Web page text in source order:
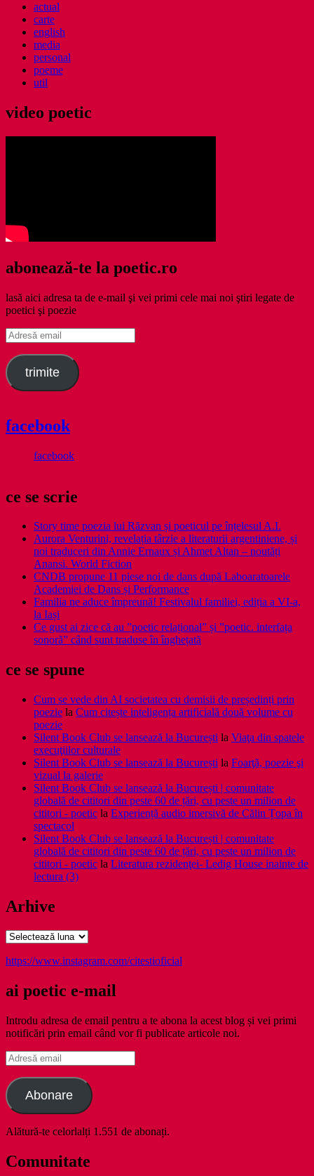
actual
carte
english
media
personal
poeme
util
video poetic
abonează-te la poetic.ro
lasă aici adresa ta de e-mail şi vei primi cele mai noi ştiri legate de
poetici şi poezie
Adresă
email
trimite
facebook
facebook
ce se scrie
Story time poezia lui Răzvan și poeticul pe înțelesul A.I.
Aurora Venturini, revelația târzie a literaturii argentiniene, și
noi traduceri din Annie Ernaux și Ahmet Altan – noutăți
Anansi. World Fiction
CNDB propune 11 piese noi de dans după Laboaratoarele
Academiei de Dans și Performance
Familia ne aduce împreună! Festivalul familiei, ediția a VI-a,
la Iași
Ce gust ai zice că au ”poetic relațional” și ”poetic. interfața
sonoră” când sunt traduse în înghețată
ce se spune
Cum se vede din AI societatea cu demisii de președinți prin
poezie la Cum citește inteligența artificială două volume cu
poezie
Silent Book Club se lansează la București la Viaţa din spatele
execuţiilor culturale
Silent Book Club se lansează la București la Foarţă, poezie şi
vizual la galerie
Silent Book Club se lansează la București | comunitate
globală de cititori din peste 60 de țări, cu peste un milion de
cititori - poetic la Experiență audio imersivă de Călin Țopa în
spectacol
Silent Book Club se lansează la București | comunitate
globală de cititori din peste 60 de țări, cu peste un milion de
cititori - poetic la Literatura rezidenţei- Ledig House inainte de
lectura (3)
Arhive
Arhive
https://www.instagram.com/citestioficial
ai poetic e-mail
Introdu adresa de email pentru a te abona la acest blog și vei primi
notificări prin email când vor fi publicate articole noi.
Adresă
email
Abonare
Alătură-te celorlalți 1.551 de abonați.
Comunitate